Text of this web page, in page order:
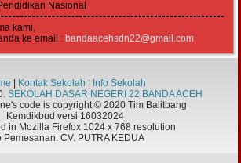
Nasional
kami,
ke email :bandaacehsdn22@gmail.com
| Kontak Sekolah | Info Sekolah
SEKOLAH DASAR NEGERI 22 BANDA ACEH
code is copyright © 2020 Tim Balitbang
Kemdikbud versi 16032024
in Mozilla Firefox 1024 x 768 resolution
Pemesanan: CV. PUTRA KEDUA